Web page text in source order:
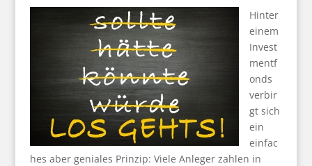
Hinter
einem
Invest
mentf
onds
verbir
gt sich
ein
einfac
hes aber geniales Prinzip: Viele Anleger zahlen in